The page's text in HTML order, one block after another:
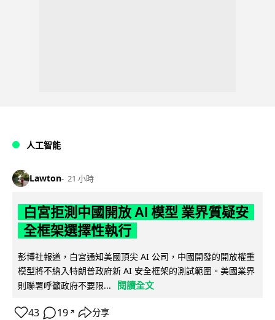
人工智能
Lawton 21 小時
白宮拒測中國開放 AI 模型 業界質疑安
全框架選擇性執行
彭博社報道，白宮通知美國頂尖 AI 公司，中國開發的開放權重
模型將不納入特朗普政府新 AI 安全框架的測試範圍。美國業界
則聯署呼籲政府不要限...
閱讀全文
43 19 ↗ 分享